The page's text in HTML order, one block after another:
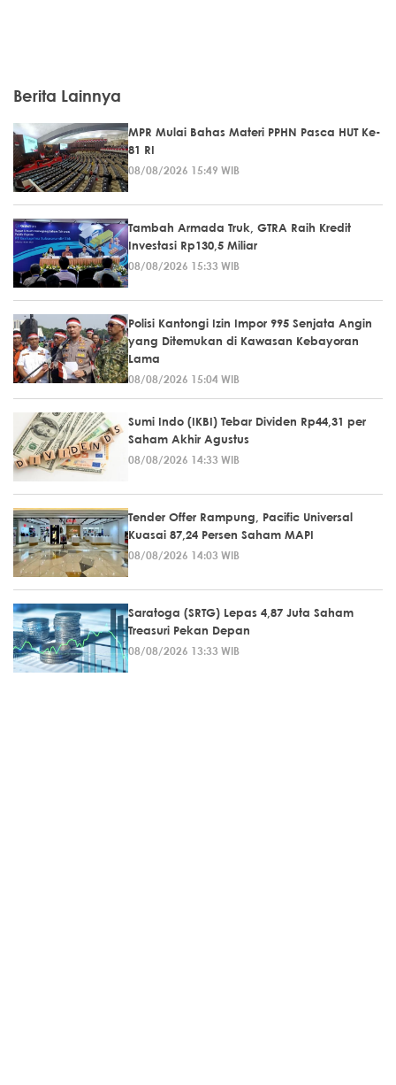
Berita Lainnya
MPR Mulai Bahas Materi PPHN Pasca HUT Ke-
81 RI
08/08/2026 15:49 WIB
Tambah Armada Truk, GTRA Raih Kredit
Investasi Rp130,5 Miliar
08/08/2026 15:33 WIB
Polisi Kantongi Izin Impor 995 Senjata Angin
yang Ditemukan di Kawasan Kebayoran
Lama
08/08/2026 15:04 WIB
Sumi Indo (IKBI) Tebar Dividen Rp44,31 per
Saham Akhir Agustus
08/08/2026 14:33 WIB
Tender Offer Rampung, Pacific Universal
Kuasai 87,24 Persen Saham MAPI
08/08/2026 14:03 WIB
Saratoga (SRTG) Lepas 4,87 Juta Saham
Treasuri Pekan Depan
08/08/2026 13:33 WIB